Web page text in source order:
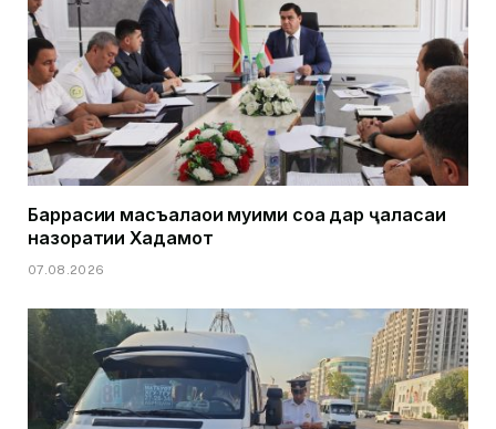
Баррасии масъалаҳои муҳими соҳа дар ҷаласаи
назоратии Хадамот
07.08.2026